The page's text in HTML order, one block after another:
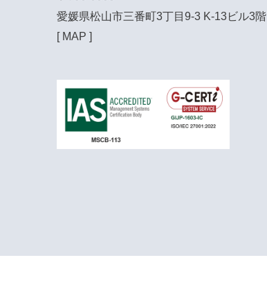
愛媛県松山市三番町3丁目9-3 K-13ビル3階
[ MAP ]